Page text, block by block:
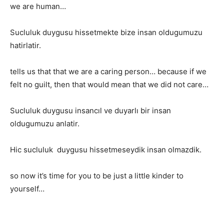
we are human…
Sucluluk duygusu hissetmekte bize insan oldugumuzu
hatirlatir.
tells us that that we are a caring person… because if we
felt no guilt, then that would mean that we did not care…
Sucluluk duygusu insancıl ve duyarlı bir insan
oldugumuzu anlatir.
Hic sucluluk duygusu hissetmeseydik insan olmazdik.
so now it’s time for you to be just a little kinder to
yourself…